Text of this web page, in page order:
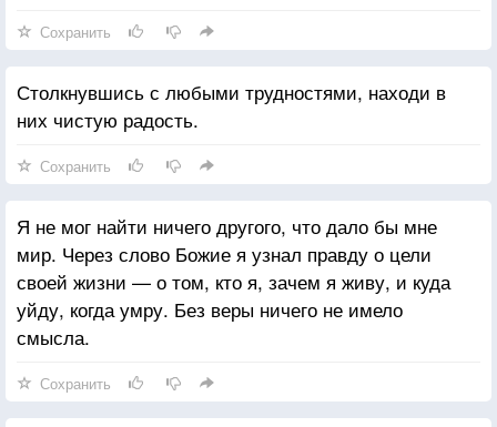
Сохранить
Столкнувшись с любыми трудностями, находи в
них чистую радость.
Сохранить
Я не мог найти ничего другого, что дало бы мне
мир. Через слово Божие я узнал правду о цели
своей жизни — о том, кто я, зачем я живу, и куда
уйду, когда умру. Без веры ничего не имело
смысла.
Сохранить